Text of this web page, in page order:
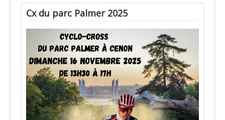
Cx du parc Palmer 2025